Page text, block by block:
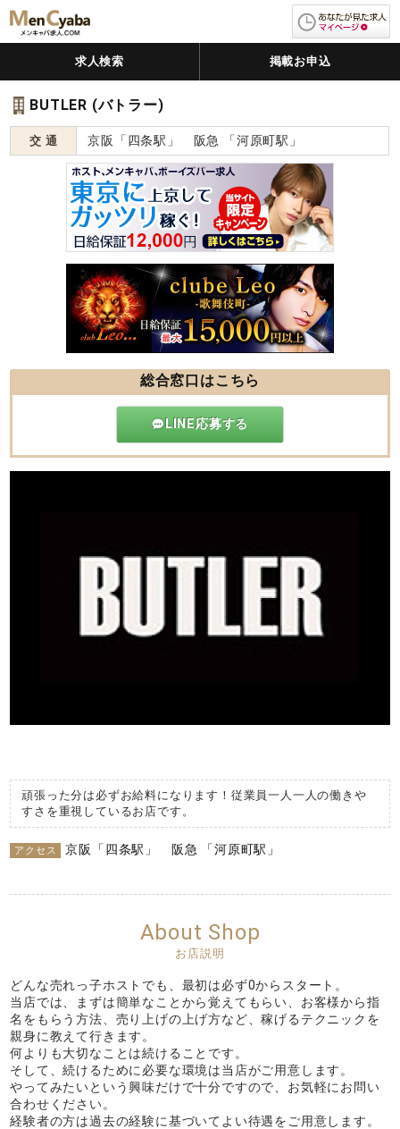
求人検索 掲載お申込
BUTLER (バトラー)
交 通 京阪「四条駅」 阪急 「河原町駅」
総合窓口はこちら
LINE応募する
頑張った分は必ずお給料になります！従業員一人一人の働きや
すさを重視しているお店です。
アクセス 京阪「四条駅」 阪急 「河原町駅」
About Shop
お店説明
どんな売れっ子ホストでも、最初は必ず0からスタート。
当店では、まずは簡単なことから覚えてもらい、お客様から指
名をもらう方法、売り上げの上げ方など、稼げるテクニックを
親身に教えて行きます。
何よりも大切なことは続けることです。
そして、続けるために必要な環境は当店がご用意します。
やってみたいという興味だけで十分ですので、お気軽にお問い
合わせください。
経験者の方は過去の経験に基づいてよい待遇をご用意します。